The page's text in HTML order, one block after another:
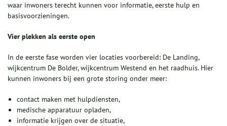
waar inwoners terecht kunnen voor informatie, eerste hulp en
basisvoorzieningen.
Vier plekken als eerste open
In de eerste fase worden vier locaties voorbereid: De Landing,
wijkcentrum De Bolder, wijkcentrum Westend en het raadhuis. Hier
kunnen inwoners bij een grote storing onder meer:
contact maken met hulpdiensten,
medische apparatuur opladen,
informatie krijgen over de situatie,